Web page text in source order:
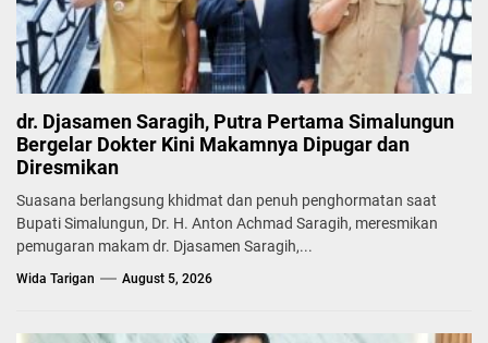
dr. Djasamen Saragih, Putra Pertama Simalungun
Bergelar Dokter Kini Makamnya Dipugar dan
Diresmikan
Suasana berlangsung khidmat dan penuh penghormatan saat
Bupati Simalungun, Dr. H. Anton Achmad Saragih, meresmikan
pemugaran makam dr. Djasamen Saragih,...
Wida Tarigan August 5, 2026